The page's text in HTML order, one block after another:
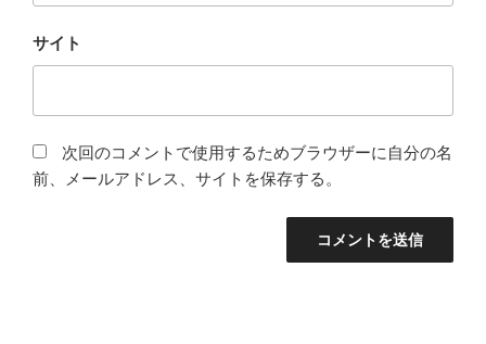
サイト
次回のコメントで使用するためブラウザーに自分の名
前、メールアドレス、サイトを保存する。